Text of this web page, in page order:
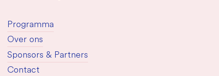
Programma
Over ons
Sponsors & Partners
Contact